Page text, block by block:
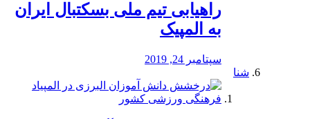
راهیابی تیم ملی بسکتبال ایران
به المپیک
سپتامبر 24, 2019
شنا